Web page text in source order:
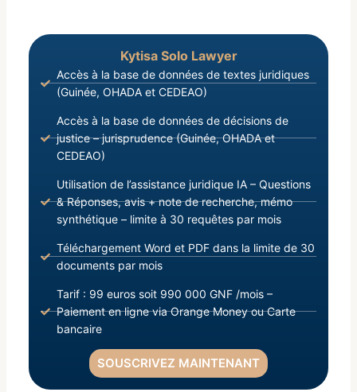
Kytisa Solo Lawyer
Accès à la base de données de textes juridiques
(Guinée, OHADA et CEDEAO)
Accès à la base de données de décisions de
justice – jurisprudence (Guinée, OHADA et
CEDEAO)
Utilisation de l’assistance juridique IA – Questions
& Réponses, avis + note de recherche, mémo
synthétique – limite à 30 requêtes par mois
Téléchargement Word et PDF dans la limite de 30
documents par mois
Tarif : 99 euros soit 990 000 GNF /mois –
Paiement en ligne via Orange Money ou Carte
bancaire
SOUSCRIVEZ MAINTENANT